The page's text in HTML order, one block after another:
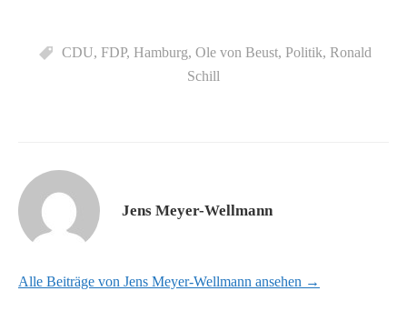
CDU, FDP, Hamburg, Ole von Beust, Politik, Ronald
Schill
Jens Meyer-Wellmann
Alle Beiträge von Jens Meyer-Wellmann ansehen →